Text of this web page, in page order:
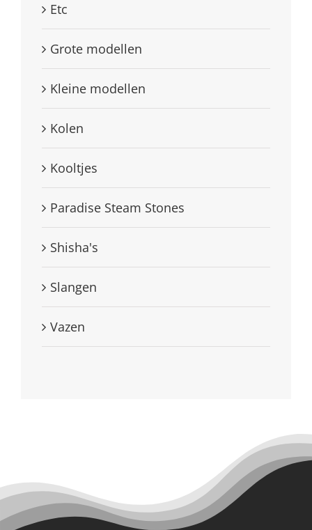
Etc
Grote modellen
Kleine modellen
Kolen
Kooltjes
Paradise Steam Stones
Shisha's
Slangen
Vazen